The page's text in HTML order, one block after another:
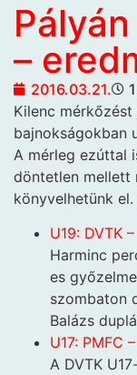
–
2016.03.21.
Kilenc
bajnokságokban
A mérleg ezúttal
döntetlen mellett
könyvelhetünk el.
U19: DVTK
Harminc
es
szombaton
Balázs
U17: PMFC
A DVTK